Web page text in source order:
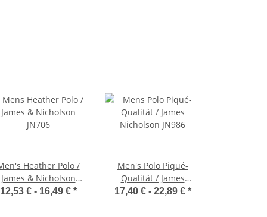
Heather Polo /
James & Nicholson
JN706
12,53 € - 16,49 € *
Men's Polo Piqué-
Qualität / James
Nicholson JN986
17,40 € - 22,89 € *